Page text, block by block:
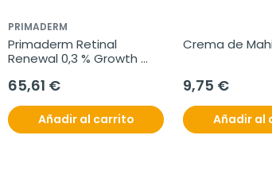
PRIMADERM
Primaderm Retinal
Renewal 0,3 % Growth
ml
65,61 €
Añadir al carrito
Crema de
9,75 €
Añadir al